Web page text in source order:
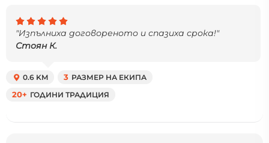
"Изпълниха договореното и спазиха срока!"
Стоян К.
0.6 KM 3 РАЗМЕР НА ЕКИПА
20+ ГОДИНИ ТРАДИЦИЯ